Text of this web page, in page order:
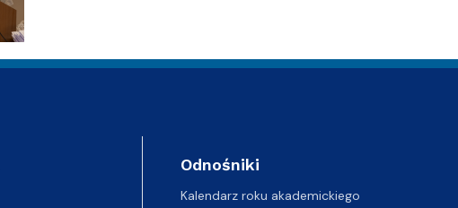
Odnośniki
Kalendarz roku akademickiego